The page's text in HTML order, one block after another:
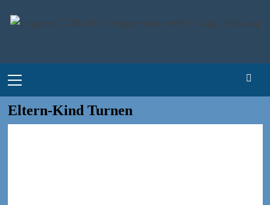
Menu
Eltern-Kind Turnen